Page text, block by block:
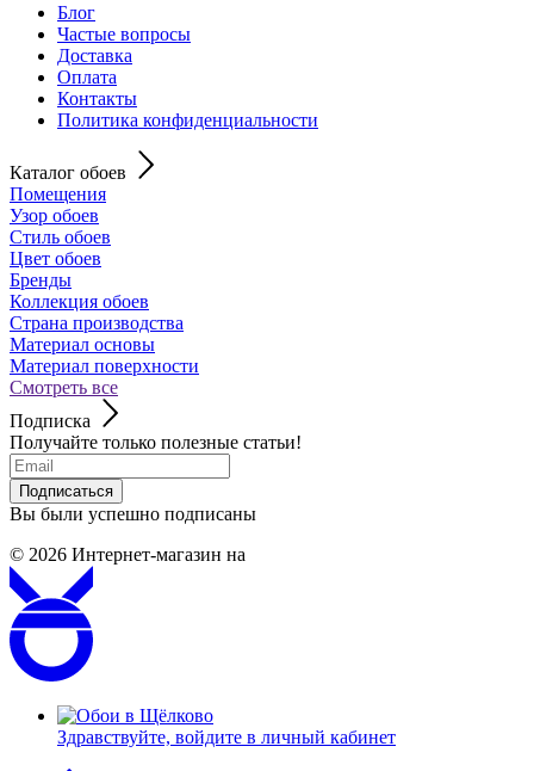
Блог
Частые вопросы
Доставка
Оплата
Контакты
Политика конфиденциальности
Каталог обоев
Помещения
Узор обоев
Стиль обоев
Цвет обоев
Бренды
Коллекция обоев
Страна производства
Материал основы
Материал поверхности
Смотреть все
Подписка
Получайте только полезные статьи!
Подписаться
Вы были успешно подписаны
© 2026 Интернет-магазин на
Здравствуйте, войдите в личный кабинет